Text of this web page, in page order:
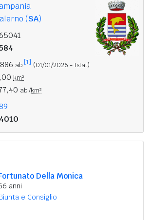
(SA)
ab. [1] (01/01/2026 - Istat)
km²
ab./km²
Della Monica
anni
e Consiglio